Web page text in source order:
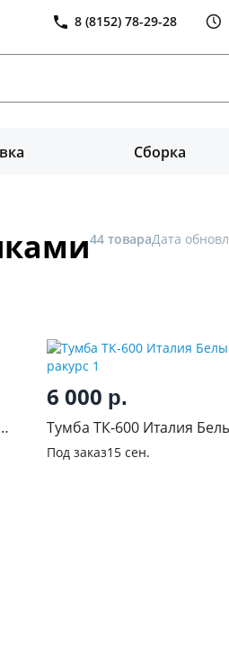
8 (8152) 78-29-28
Сборка
44 товараДата
6 000 р.
Тумба ТК-600 Италия
Под заказ15 сен.